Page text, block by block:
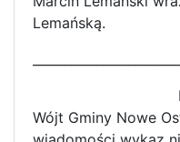
Lemańską.
Wójt Gminy Nowe